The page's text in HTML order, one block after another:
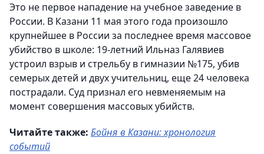
Это не первое нападение на учебное заведение в
России. В Казани 11 мая этого года произошло
крупнейшее в России за последнее время массовое
убийство в школе: 19-летний Ильназ Галявиев
устроил взрыв и стрельбу в гимназии №175, убив
семерых детей и двух учительниц, еще 24 человека
пострадали. Суд признал его невменяемым на
момент совершения массовых убийств.
Читайте также: Бойня в Казани: хронология
событий